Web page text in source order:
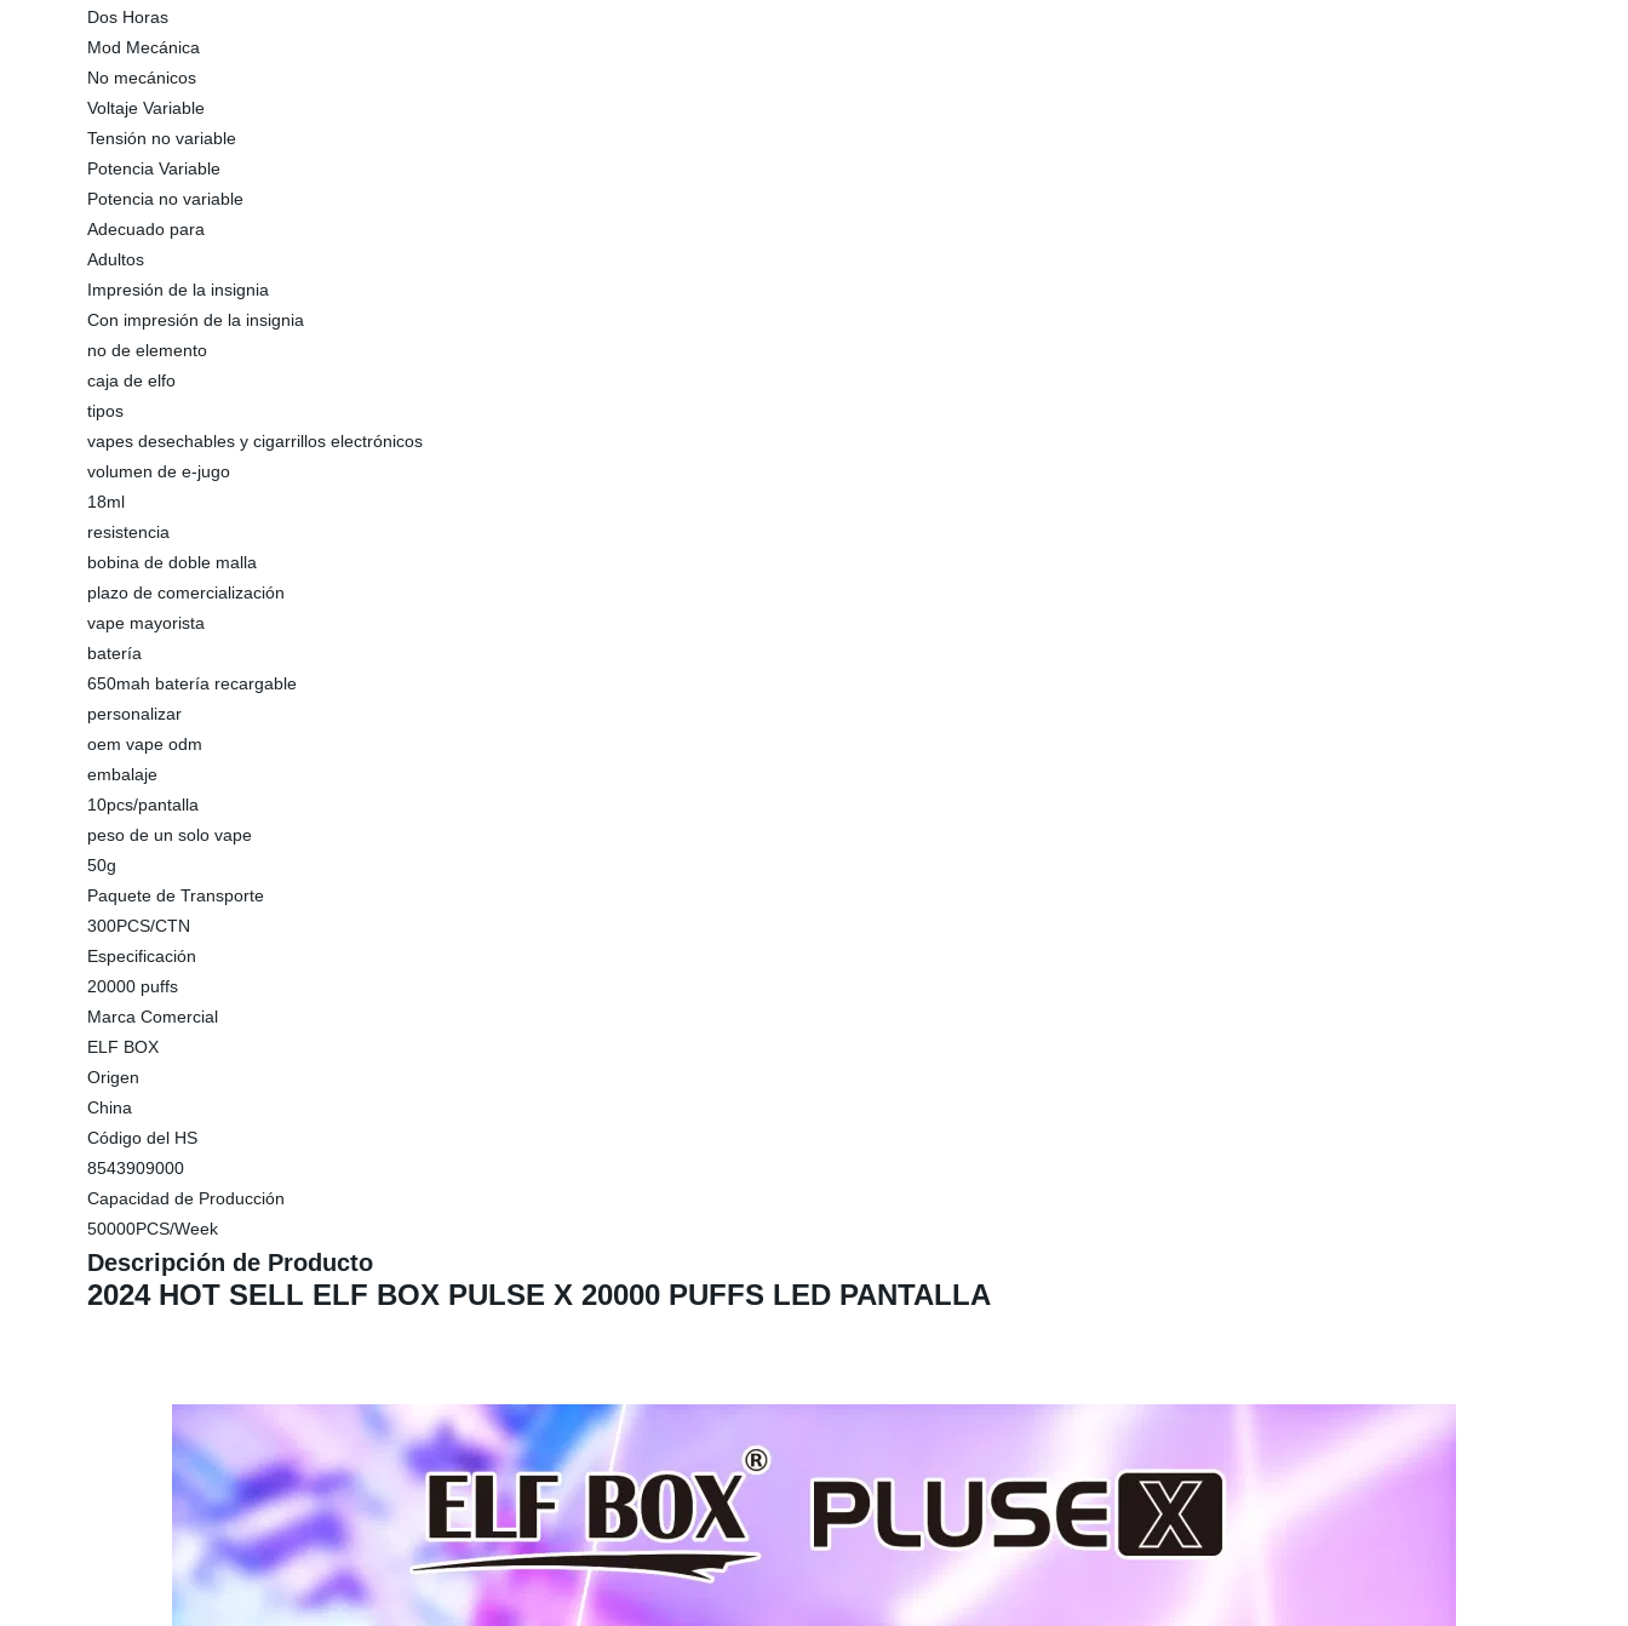
Dos Horas
Mod Mecánica
No mecánicos
Voltaje Variable
Tensión no variable
Potencia Variable
Potencia no variable
Adecuado para
Adultos
Impresión de la insignia
Con impresión de la insignia
no de elemento
caja de elfo
tipos
vapes desechables y cigarrillos electrónicos
volumen de e-jugo
18ml
resistencia
bobina de doble malla
plazo de comercialización
vape mayorista
batería
650mah batería recargable
personalizar
oem vape odm
embalaje
10pcs/pantalla
peso de un solo vape
50g
Paquete de Transporte
300PCS/CTN
Especificación
20000 puffs
Marca Comercial
ELF BOX
Origen
China
Código del HS
8543909000
Capacidad de Producción
50000PCS/Week
Descripción de Producto
2024 HOT SELL ELF BOX PULSE X 20000 PUFFS LED PANTALLA